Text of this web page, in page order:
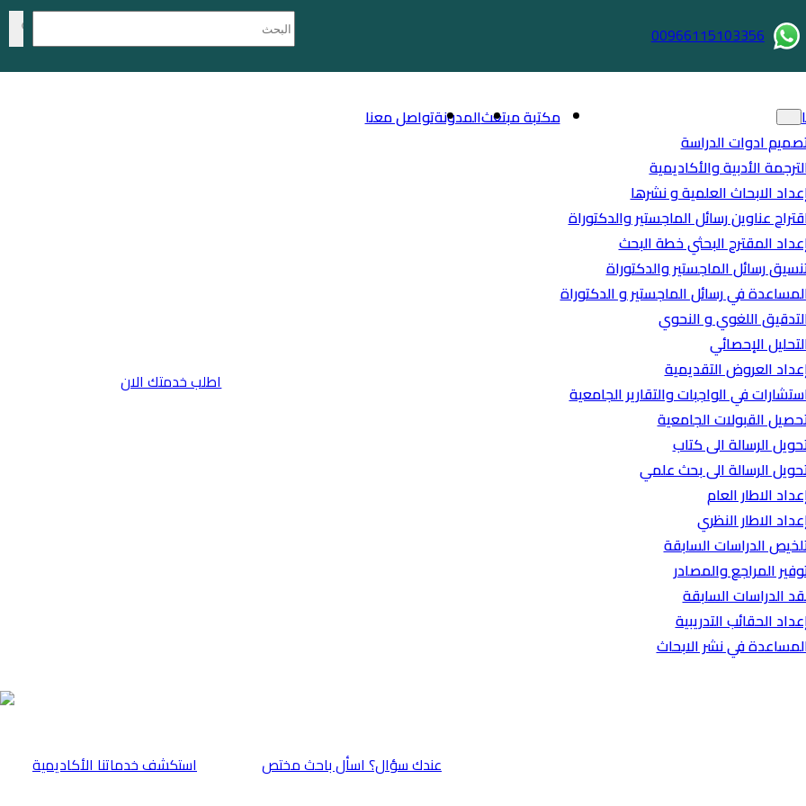
00966115103356
ادوات الدراسة
الأدبية والأكاديمية
الابحاث العلمية و نشرها
عناوين رسائل الماجستير والدكتوراة
المقترح البحثي خطة البحث
رسائل الماجستير والدكتوراة
في رسائل الماجستير و الدكتوراة
اللغوي و النحوي
الإحصائي
العروض التقديمية
في الواجبات والتقارير الجامعية
القبولات الجامعية
الرسالة الى كتاب
الرسالة الى بحث علمي
الاطار العام
الاطار النظري
الدراسات السابقة
المراجع والمصادر
الدراسات السابقة
الحقائب التدريبية
في نشر الابحاث
مكتبة مبتعثالمدونةتواصل معنا
اطلب خدمتك الان
⁠استكشف خدماتنا الأكاديمية عندك سؤال؟ اسأل باحث مختص